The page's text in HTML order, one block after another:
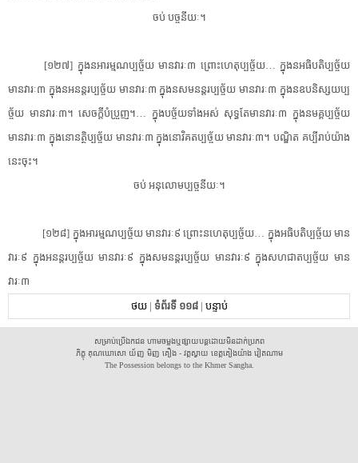
ចប់ បច្ច​នីយៈ។
[១២៧] ក្នុង​នអារម្មណ​ប្ប​ច្ច័​យ មាន​វារៈ៣ ព្រោះ​ហេតុ​ប្ប​ច្ច័​យ… ក្នុង​នអធិបតិ​ប្ប​ច្ច័​យ
មាន​វារៈ៣ ក្នុង​នអនន្តរ​ប្ប​ច្ច័​យ មាន​វារៈ៣ ក្នុង​នសម​នន្ត​រប្ប​ច្ច័​យ មាន​វារៈ៣ ក្នុង​នឧបនិស្សយ​ប្ប​
ច្ច័​យ មាន​វារៈ៣។ សេចក្តី​បំប្រួញ។… ក្នុង​បច្ច័យ​ទាំងអស់ សុទ្ធតែ​មាន​វារៈ៣ ក្នុង​នមគ្គ​ប្ប​ច្ច័​យ
មាន​វារៈ៣ ក្នុង​នោ​នត្ថិ​ប្ប​ច្ច័​យ មាន​វារៈ៣ ក្នុង​នោ​វិ​គត​ប្ប​ច្ច័​យ មាន​វារៈ៣។ បណ្ឌិត គប្បី​រាប់​យ៉ាង
នេះ​ចុះ។
ចប់ អនុលោម​ប្ប​ច្ច​នីយៈ។
[១២៨] ក្នុង​អារម្មណ​ប្ប​ច្ច័​យ មាន​វារៈ៩ ព្រោះ​នហេតុ​ប្ប​ច្ច័​យ… ក្នុង​អធិបតិ​ប្ប​ច្ច័​យ មាន​
វារៈ៩ ក្នុង​អនន្តរ​ប្ប​ច្ច័​យ មាន​វារៈ៩ ក្នុង​សម​នន្ត​រប្ប​ច្ច័​យ មាន​វារៈ៩ ក្នុង​សហជាត​ប្ប​ច្ច័​យ មាន​
វារៈ៣
ថយ| ទំព័រទី ១១៨| បន្ទាប់
សម្រាប់ប្រើឯកជន ហាមចម្លងឬផ្សាយបន្តដោយមិនដាក់ប្រភព
ភិក្ខុ គុណឃោសោ យ័ញ មិញ គឿង - វត្តស្វាយ ខេត្តគៀងយ៉ាង វៀតណាម
The Possession belongs to the Khmer Sangha.